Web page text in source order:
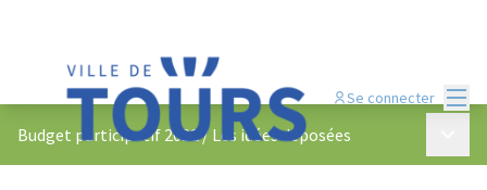
Se connecter
Budget participatif 2022/ Les idées déposées